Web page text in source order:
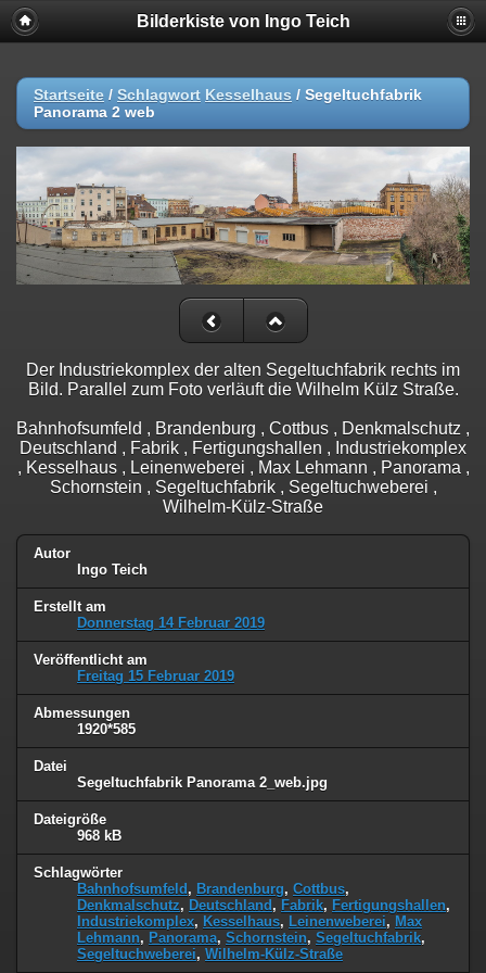
Bilderkiste von Ingo Teich
Startseite / Schlagwort Kesselhaus / Segeltuchfabrik
Panorama 2 web
Der Industriekomplex der alten Segeltuchfabrik rechts im
Bild. Parallel zum Foto verläuft die Wilhelm Külz Straße.
Bahnhofsumfeld , Brandenburg , Cottbus , Denkmalschutz ,
Deutschland , Fabrik , Fertigungshallen , Industriekomplex
, Kesselhaus , Leinenweberei , Max Lehmann , Panorama ,
Schornstein , Segeltuchfabrik , Segeltuchweberei ,
Wilhelm-Külz-Straße
Autor
Ingo Teich
Erstellt am
Donnerstag 14 Februar 2019
Veröffentlicht am
Freitag 15 Februar 2019
Abmessungen
1920*585
Datei
Segeltuchfabrik Panorama 2_web.jpg
Dateigröße
968 kB
Schlagwörter
Bahnhofsumfeld , Brandenburg, Cottbus,
Denkmalschutz, Deutschland , Fabrik, Fertigungshallen,
Industriekomplex, Kesselhaus, Leinenweberei, Max
Lehmann, Panorama, Schornstein, Segeltuchfabrik,
Segeltuchweberei, Wilhelm-Külz-Straße